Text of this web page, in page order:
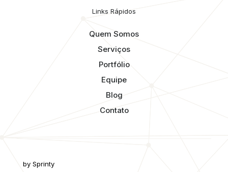
Links Rápidos
Quem Somos
Serviços
Portfólio
Equipe
Blog
Contato
by Sprinty